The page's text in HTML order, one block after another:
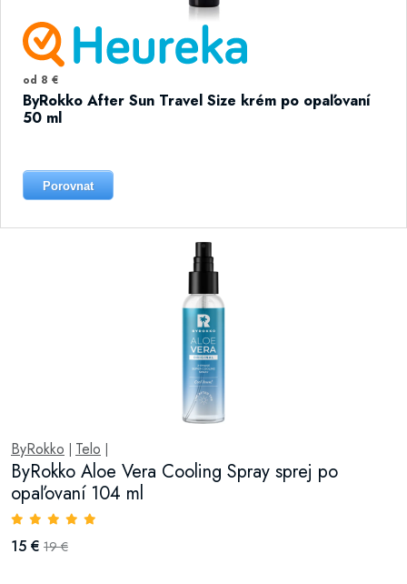
od 8 €
ByRokko After Sun Travel Size krém po opaľovaní
50 ml
Porovnat
ByRokko Telo
ByRokko Aloe Vera Cooling Spray sprej po
opaľovaní 104 ml
15 € 19 €